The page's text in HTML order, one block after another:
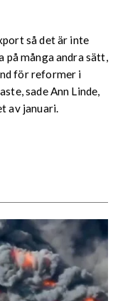
så det är inte
många andra sätt,
för reformer i
sade Ann Linde,
av januari.